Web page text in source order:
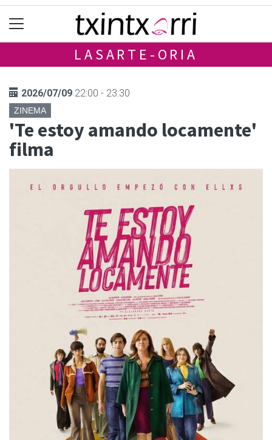
LASARTE-ORIA
2026/07/09 22:00 - 23:30
ZINEMA
'Te estoy amando locamente'
filma